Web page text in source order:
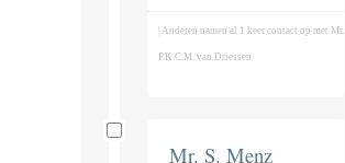
| Anderen namen al 1 keer contact op met Mr.
P.K.C.M. van Driessen
Mr. S. Menz